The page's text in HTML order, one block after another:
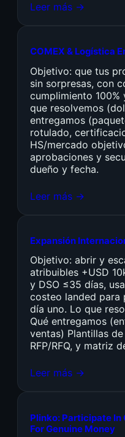
Leer más →
COMEX & Logística
Objetivo: que tus
sin sorpresas, con
cumplimiento
que resolvemos
entregamos
rotulado,
HS/mercado
aprobaciones y
dueño y fecha.
Leer más →
Expansión
Objetivo: abrir y
atribuibles +USD
y DSO ≤35 días,
costeo landed para
día uno. Lo que
Qué entregamos
ventas) Plantillas
RFP/RFQ, y matriz
Leer más →
Plinko: Participate In
For Genuine Money